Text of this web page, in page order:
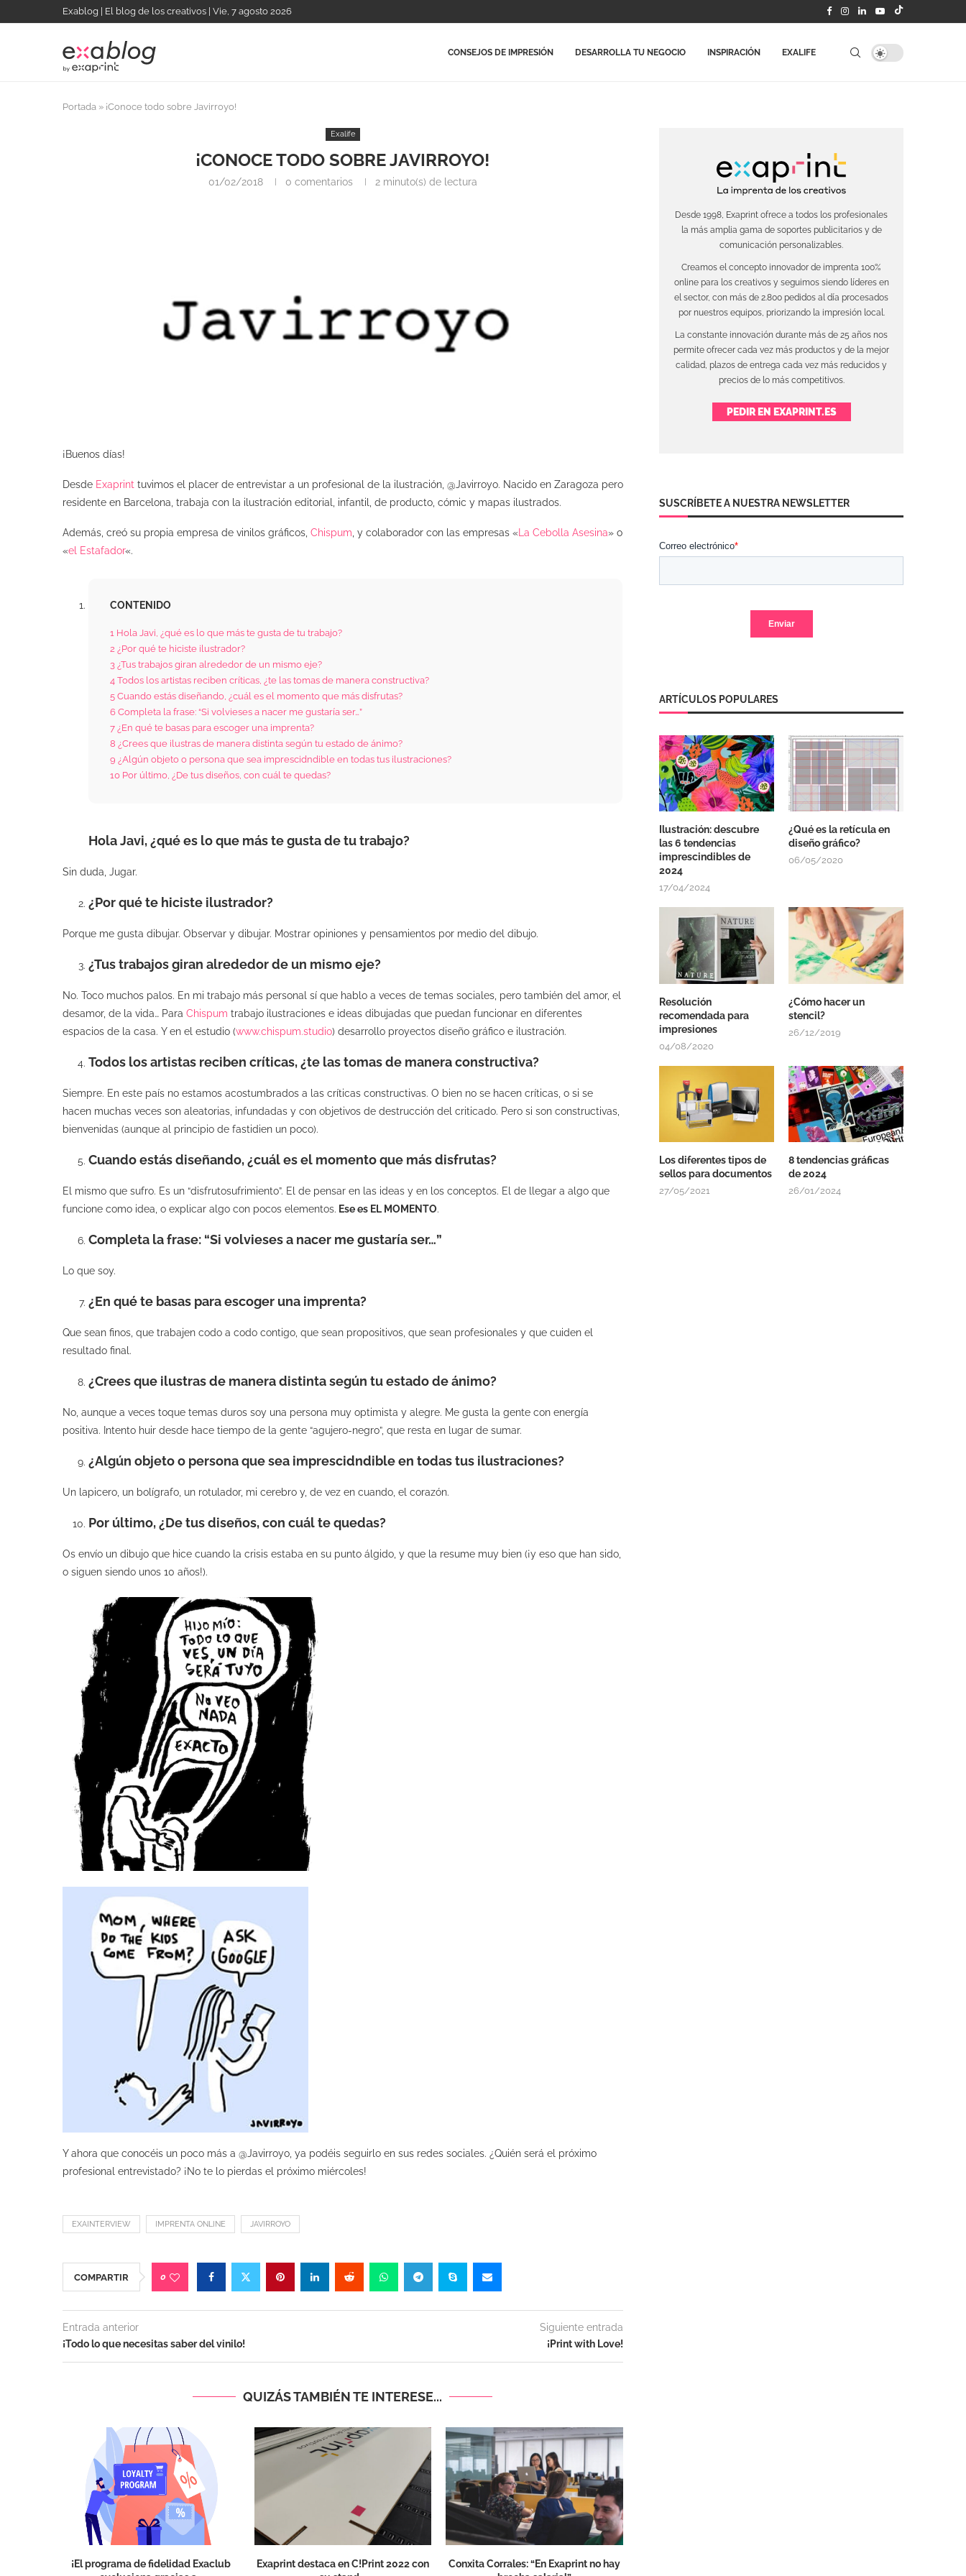
Exablog | El blog de los creativos | Vie, 7 agosto 2026
CONSEJOS DE IMPRESIÓN DESARROLLA TU NEGOCIO INSPIRACIÓN EXALIFE
Portada » ¡Conoce todo sobre Javirroyo!
Exalife
¡CONOCE TODO SOBRE JAVIRROYO!
01/02/2018 0 comentarios 2 minuto(s) de lectura
¡Buenos días!
Desde Exaprint tuvimos el placer de entrevistar a un profesional de la ilustración, @Javirroyo. Nacido en Zaragoza pero
residente en Barcelona, trabaja con la ilustración editorial, infantil, de producto, cómic y mapas ilustrados.
Además, creó su propia empresa de vinilos gráficos, Chispum , y colaborador con las empresas « La Cebolla Asesina» o
«el Estafador«.
CONTENIDO
1 Hola Javi, ¿qué es lo que más te gusta de tu trabajo?
2 ¿Por qué te hiciste ilustrador?
3 ¿Tus trabajos giran alrededor de un mismo eje?
4 Todos los artistas reciben críticas, ¿te las tomas de manera constructiva?
5Cuando estás diseñando, ¿cuál es el momento que más disfrutas?
6Completa la frase: “Si volvieses a nacer me gustaría ser…”
7 ¿En qué te basas para escoger una imprenta?
8 ¿Crees que ilustras de manera distinta según tu estado de ánimo?
9 ¿Algún objeto o persona que sea imprescidndible en todas tus ilustraciones?
10 Por último, ¿De tus diseños, con cuál te quedas?
Hola Javi, ¿qué es lo que más te gusta de tu trabajo?
Sin duda, Jugar.
¿Por qué te hiciste ilustrador?
Porque me gusta dibujar. Observar y dibujar. Mostrar opiniones y pensamientos por medio del dibujo.
¿Tus trabajos giran alrededor de un mismo eje?
No. Toco muchos palos. En mi trabajo más personal sí que hablo a veces de temas sociales, pero también del amor, el
desamor, de la vida… Para Chispum trabajo ilustraciones e ideas dibujadas que puedan funcionar en diferentes
espacios de la casa. Y en el estudio (www.chispum.studio) desarrollo proyectos diseño gráfico e ilustración.
Todos los artistas reciben críticas, ¿te las tomas de manera constructiva?
Siempre. En este país no estamos acostumbrados a las críticas constructivas. O bien no se hacen críticas, o si se
hacen muchas veces son aleatorias, infundadas y con objetivos de destrucción del criticado. Pero si son constructivas,
bienvenidas (aunque al principio de fastidien un poco).
Cuando estás diseñando, ¿cuál es el momento que más disfrutas?
El mismo que sufro. Es un “disfrutosufrimiento”. El de pensar en las ideas y en los conceptos. El de llegar a algo que
funcione como idea, o explicar algo con pocos elementos. Ese es EL MOMENTO.
Completa la frase: “Si volvieses a nacer me gustaría ser…”
Lo que soy.
¿En qué te basas para escoger una imprenta?
Que sean finos, que trabajen codo a codo contigo, que sean propositivos, que sean profesionales y que cuiden el
resultado final.
¿Crees que ilustras de manera distinta según tu estado de ánimo?
No, aunque a veces toque temas duros soy una persona muy optimista y alegre. Me gusta la gente con energía
positiva. Intento huir desde hace tiempo de la gente “agujero-negro”, que resta en lugar de sumar.
¿Algún objeto o persona que sea imprescidndible en todas tus ilustraciones?
Un lapicero, un bolígrafo, un rotulador, mi cerebro y, de vez en cuando, el corazón.
Por último, ¿De tus diseños, con cuál te quedas?
Os envío un dibujo que hice cuando la crisis estaba en su punto álgido, y que la resume muy bien (¡y eso que han sido,
o siguen siendo unos 10 años!).
Y ahora que conocéis un poco más a @Javirroyo, ya podéis seguirlo en sus redes sociales. ¿Quién será el próximo
profesional entrevistado? ¡No te lo pierdas el próximo miércoles!
EXAINTERVIEW IMPRENTA ONLINE JAVIRROYO
COMPARTIR 0
Entrada anterior
¡Todo lo que necesitas saber del vinilo!
Siguiente entrada
¡Print with Love!
QUIZÁS TAMBIÉN TE INTERESE...
¡El programa de fidelidad Exaclub
Exaprint destaca en C!Print 2022 con
Conxita Corrales: “En Exaprint no hay
Desde 1998, Exaprint ofrece a todos los profesionales
la más amplia gama de soportes publicitarios y de
comunicación personalizables.
Creamos el concepto innovador de imprenta 100%
online para los creativos y seguimos siendo líderes en
el sector, con más de 2.800 pedidos al día procesados
por nuestros equipos, priorizando la impresión local.
La constante innovación durante más de 25 años nos
permite ofrecer cada vez más productos y de la mejor
calidad, plazos de entrega cada vez más reducidos y
precios de lo más competitivos.
PEDIR EN EXAPRINT.ES
SUSCRÍBETE A NUESTRA NEWSLETTER
ARTÍCULOS POPULARES
Ilustración: descubre
las 6 tendencias
imprescindibles de
2024
17/04/2024
¿Qué es la retícula en
diseño gráfico?
06/05/2020
Resolución
recomendada para
impresiones
04/08/2020
¿Cómo hacer un
stencil?
26/12/2019
Los diferentes tipos de
sellos para documentos
27/05/2021
8 tendencias gráficas
de 2024
26/01/2024